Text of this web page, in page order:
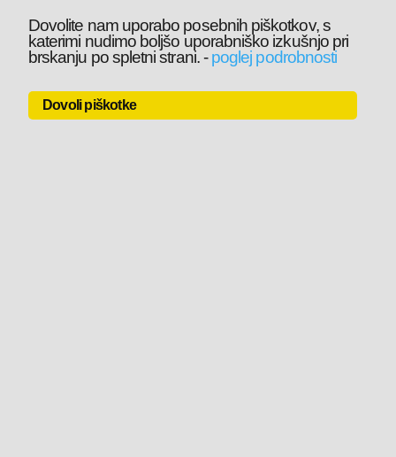
Dovolite nam uporabo posebnih piškotkov, s
katerimi nudimo boljšo uporabniško izkušnjo pri
brskanju po spletni strani.-poglej podrobnosti
Dovoli piškotke